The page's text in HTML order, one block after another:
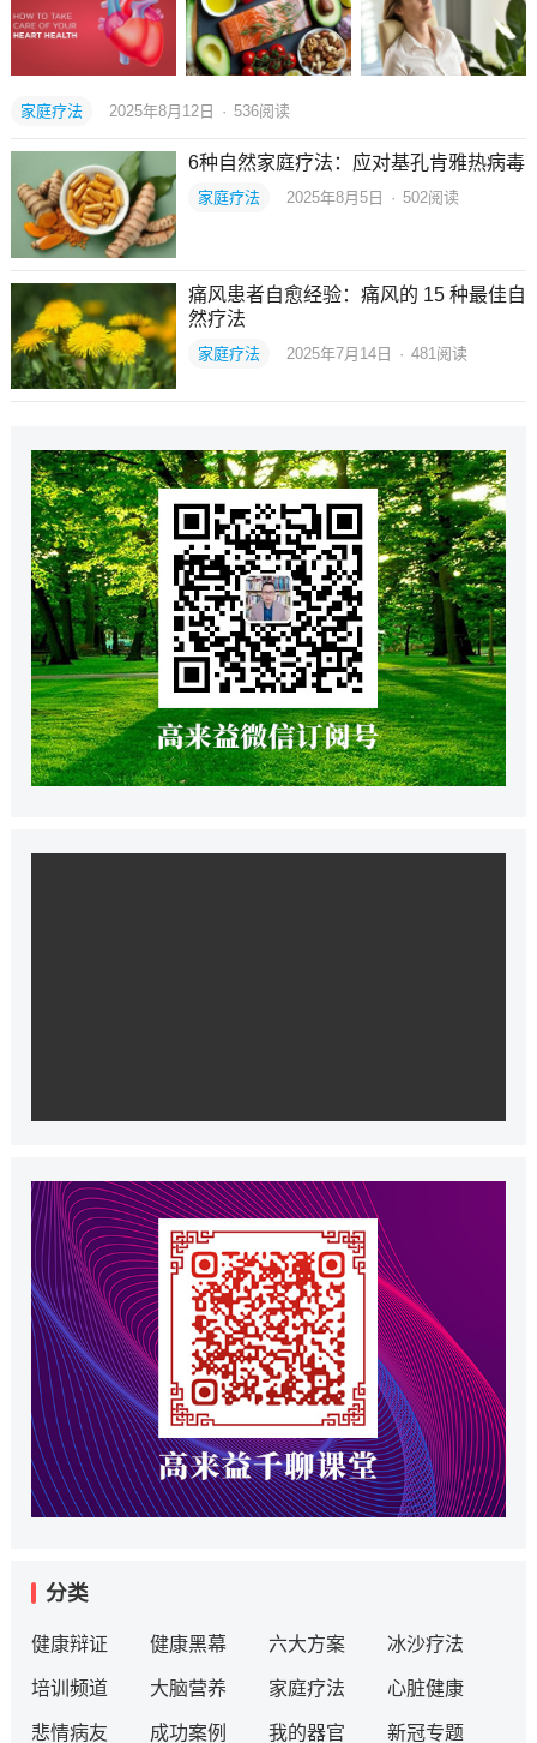
家庭疗法 2025年8月12日 · 536阅读
6种自然家庭疗法：应对基孔肯雅热病毒
家庭疗法 2025年8月5日 · 502阅读
痛风患者自愈经验：痛风的 15 种最佳自
然疗法
家庭疗法 2025年7月14日 · 481 阅读
分类
健康辩证 健康黑幕 六大方案 冰沙疗法
培训频道 大脑营养 家庭疗法 心脏健康
悲情病友 成功案例 我的器官 新冠专题